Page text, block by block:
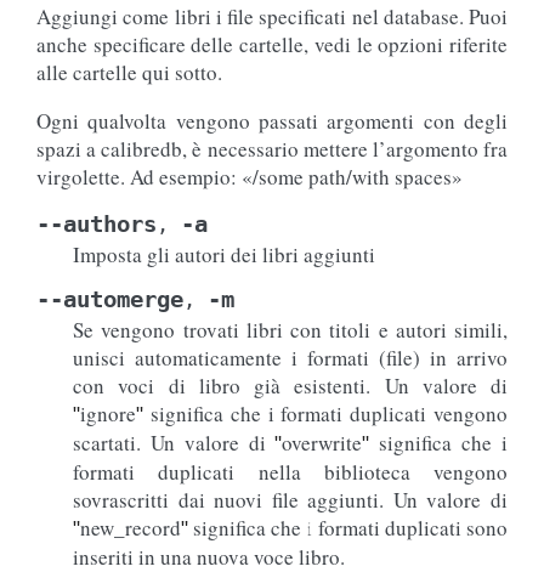
Aggiungi come libri i file specificati nel database. Puoi
anche specificare delle cartelle, vedi le opzioni riferite
alle cartelle qui sotto.
Ogni qualvolta vengono passati argomenti con degli
spazi a calibredb, è necessario mettere l’argomento fra
virgolette. Ad esempio: «/some path/with spaces»
--authors , -a
Imposta gli autori dei libri aggiunti
--automerge , -m
Se vengono trovati libri con titoli e autori simili,
unisci automaticamente i formati (file) in arrivo
con voci di libro già esistenti. Un valore di
"ignore" significa che i formati duplicati vengono
scartati. Un valore di"overwrite" significa che i
formati duplicati nella biblioteca vengono
sovrascritti dai nuovi file aggiunti. Un valore di
"new_record" significa che i formati duplicati sono
inseriti in una nuova voce libro.